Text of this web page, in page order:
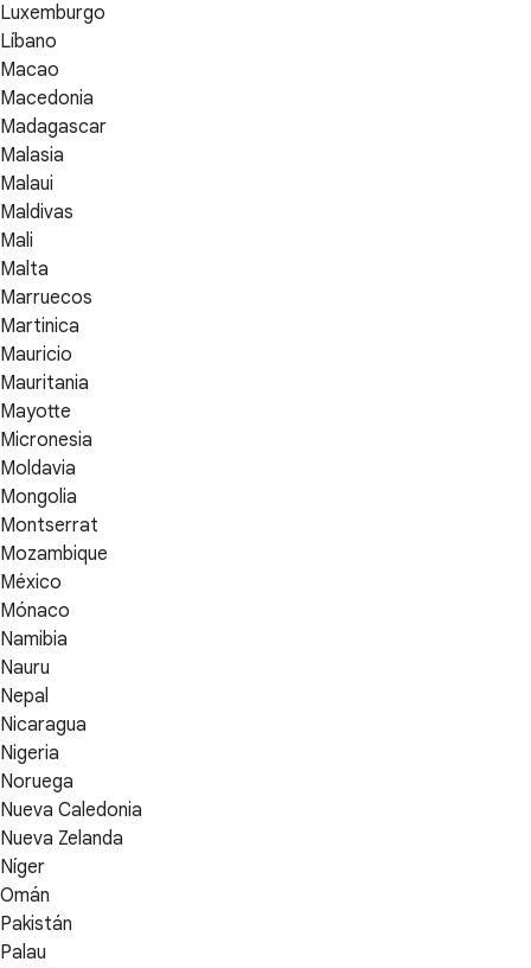
Luxemburgo
Líbano
Macao
Macedonia
Madagascar
Malasia
Malaui
Maldivas
Mali
Malta
Marruecos
Martinica
Mauricio
Mauritania
Mayotte
Micronesia
Moldavia
Mongolia
Montserrat
Mozambique
México
Mónaco
Namibia
Nauru
Nepal
Nicaragua
Nigeria
Noruega
Nueva Caledonia
Nueva Zelanda
Níger
Omán
Pakistán
Palau